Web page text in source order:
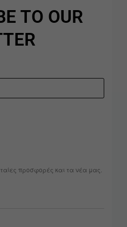
TO OUR
προσφορές και τα νέα μας.